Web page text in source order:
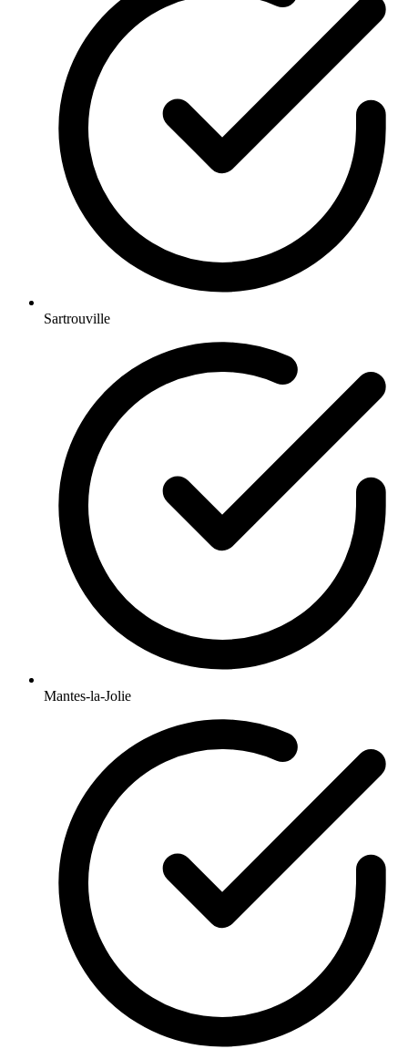
Sartrouville
Mantes-la-Jolie